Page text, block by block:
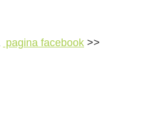
pagina facebook >>